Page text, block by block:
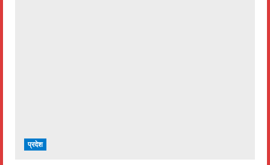
प्रदेश